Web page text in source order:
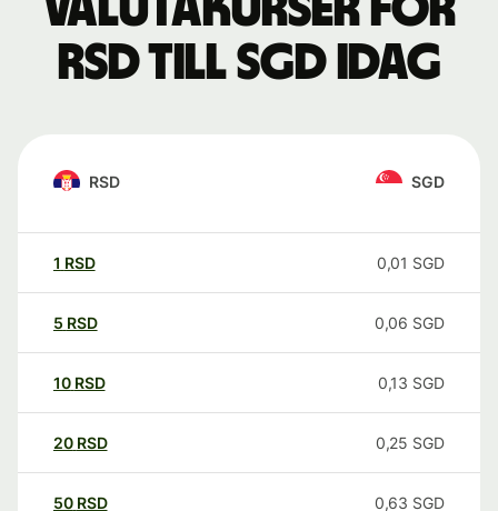
RSD till SGD idag
RSD SGD
1 RSD 0,01 SGD
5 RSD 0,06 SGD
10 RSD 0,13 SGD
20 RSD 0,25 SGD
50 RSD 0,63 SGD